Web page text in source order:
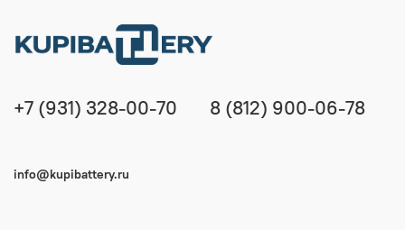
+7 (931) 328-00-70 8 (812) 900-06-78
info@kupibattery.ru